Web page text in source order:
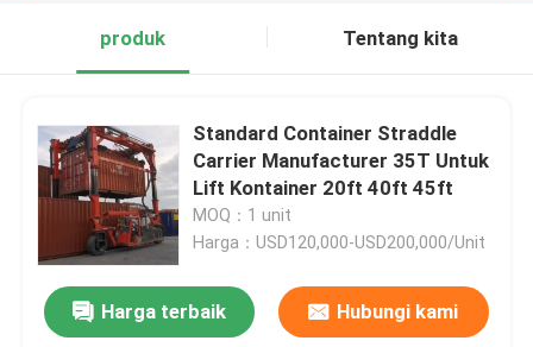
produk Tentang kita
Standard Container Straddle
Carrier Manufacturer 35T Untuk
Lift Kontainer 20ft 40ft 45ft
MOQ：1 unit
Harga：USD120,000-USD200,000/Unit
Harga terbaik Hubungi kami